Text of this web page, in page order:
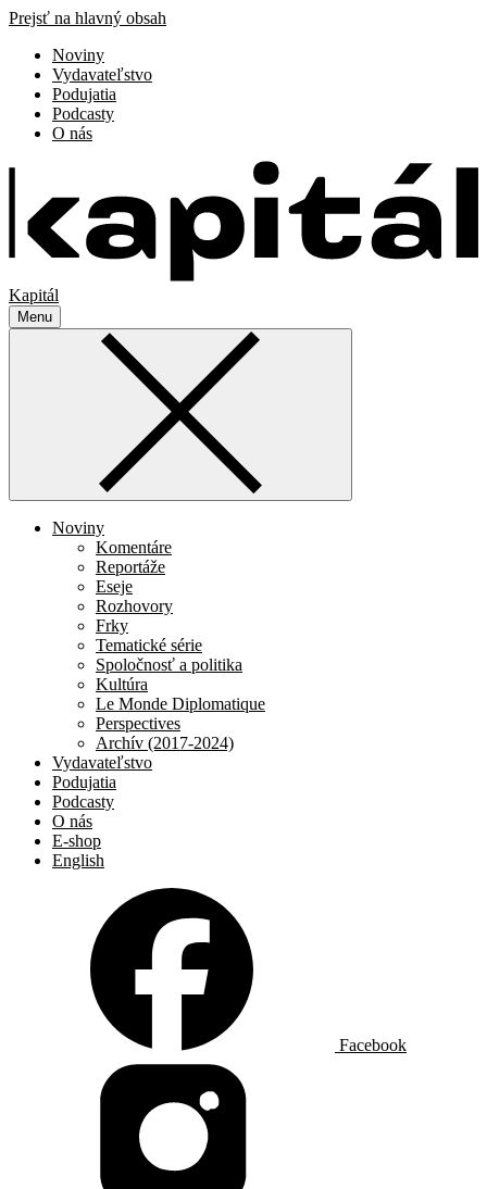
Prejsť na hlavný obsah
Noviny
Vydavateľstvo
Podujatia
Podcasty
O nás
Kapitál
Menu
Noviny
Komentáre
Reportáže
Eseje
Rozhovory
Frky
Tematické série
Spoločnosť a politika
Kultúra
Le Monde Diplomatique
Perspectives
Archív (2017-2024)
Vydavateľstvo
Podujatia
Podcasty
O nás
E-shop
English
Facebook